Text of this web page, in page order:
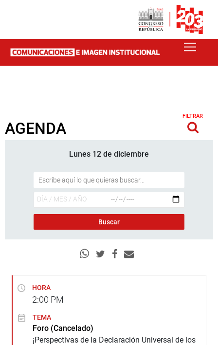
AGENDA
FILTRAR
Lunes 12 de diciembre
HORA
2:00 PM
TEMA
Foro (Cancelado)
¡Perspectivas de la Declaración Universal de los